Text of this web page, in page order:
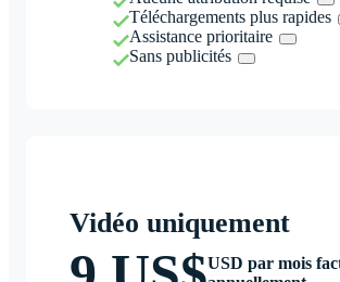
Téléchargements plus rapides
Assistance prioritaire
Sans publicités
Vidéo uniquement
USD par mois